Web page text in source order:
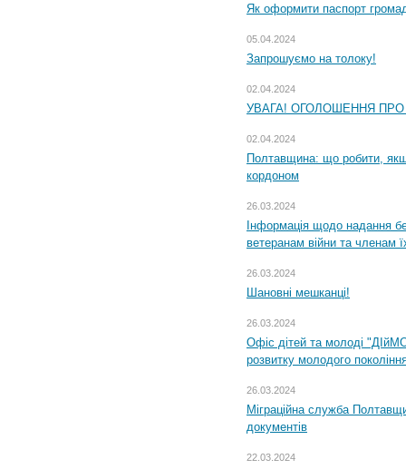
Як оформити паспорт
05.04.2024
Запрошуємо на толоку!
02.04.2024
УВАГА! ОГОЛОШЕННЯ
02.04.2024
Полтавщина: що робити,
кордоном
26.03.2024
Інформація щодо надання
ветеранам війни та членам
26.03.2024
Шановні мешканці!
26.03.2024
Офіс дітей та молоді
розвитку молодого
26.03.2024
Міграційна служба
документів
22.03.2024